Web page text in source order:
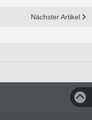
Nächster Artikel